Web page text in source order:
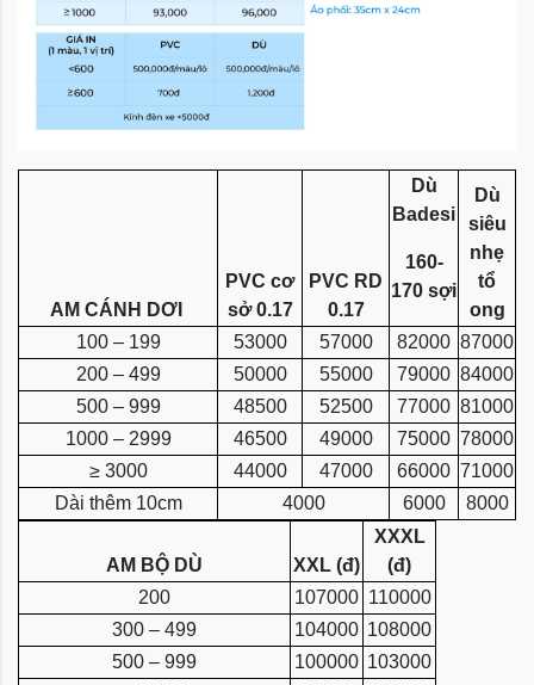
AM CÁNH DƠI
PVC cơ
sở 0.17
PVC RD
0.17
Dù
Badesi
160-
170 sợi
Dù
siêu
nhẹ
tổ
ong
100 – 199
53000 57000 82000 87000
200 – 499
50000 55000 79000 84000
500 – 999
48500 52500 77000 81000
1000 – 2999
46500 49000 75000 78000
≥ 3000
44000 47000 66000 71000
Dài thêm 10cm
4000 6000 8000
AM BỘ DÙ XXL (đ)
XXXL
(đ)
200
107000 110000
300 – 499
104000 108000
500 – 999
100000 103000